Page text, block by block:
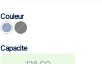
Couleur
Capacite